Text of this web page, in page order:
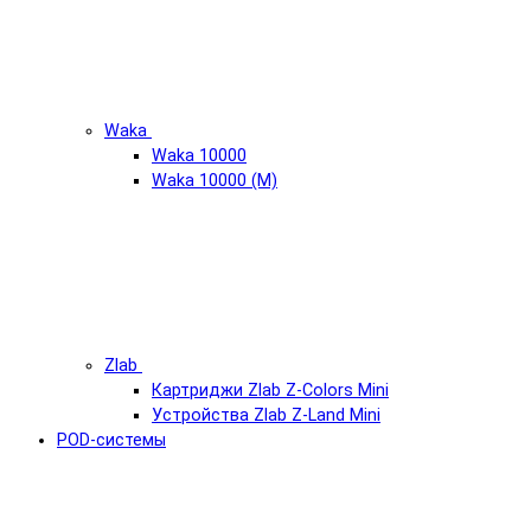
Waka
Waka 10000
Waka 10000 (М)
Zlab
Картриджи Zlab Z-Colors Mini
Устройства Zlab Z-Land Mini
POD-системы